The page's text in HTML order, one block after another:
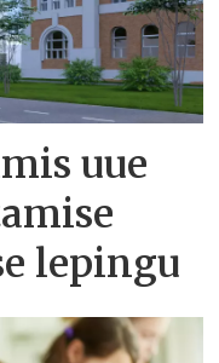
uue
lepingu